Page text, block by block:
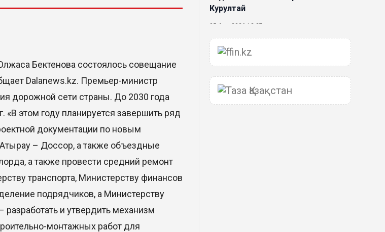
Бектенова состоялось совещание
Dalanews.kz. Премьер-министр
дорожной сети страны. До 2030 года
«В этом году планируется завершить ряд
документации по новым
– Доссор, а также объездные
а также провести средний ремонт
транспорта, Министерству финансов
подрядчиков, а Министерству
и утвердить механизм
монтажных работ для
Курултай
05 Авг. 2026 12:27
Новая глава для Xiaomi EV:
Xiaomi представила техническую
архитектуру Xiaomi Kunlun и
серию Xiaomi SkyNomad
04 Авг. 2026 18:35